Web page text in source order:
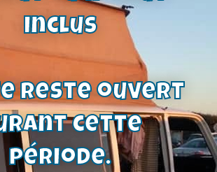
52,00€
Voir le produit
inclus
reste ouvert
cette
période.